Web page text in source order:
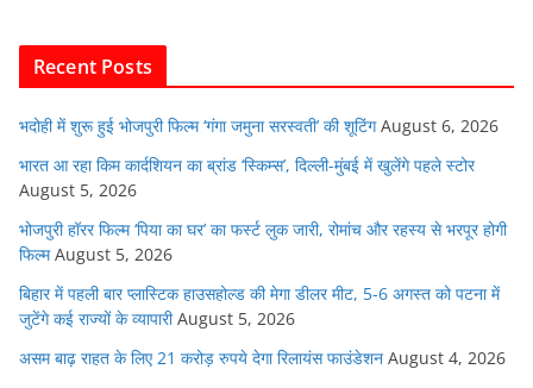
o
o
k
p
Recent Posts
भदोही में शुरू हुई भोजपुरी फिल्म ‘गंगा जमुना सरस्वती’ की शूटिंग August 6, 2026
भारत आ रहा किम कार्दशियन का ब्रांड ‘स्किम्स’, दिल्ली-मुंबई में खुलेंगे पहले स्टोर
August 5, 2026
भोजपुरी हॉरर फिल्म ‘पिया का घर’ का फर्स्ट लुक जारी, रोमांच और रहस्य से भरपूर होगी
फिल्म August 5, 2026
बिहार में पहली बार प्लास्टिक हाउसहोल्ड की मेगा डीलर मीट, 5-6 अगस्त को पटना में
जुटेंगे कई राज्यों के व्यापारी August 5, 2026
असम बाढ़ राहत के लिए 21 करोड़ रुपये देगा रिलायंस फाउंडेशन August 4, 2026